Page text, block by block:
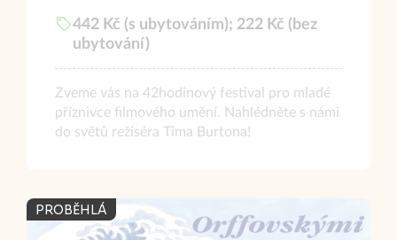
442 Kč (s ubytováním); 222 Kč (bez
ubytování)
Zveme vás na 42hodinový festival pro mladé
příznivce filmového umění. Nahlédněte s námi
do světů režiséra Tima Burtona!
PROBĚHLÁ